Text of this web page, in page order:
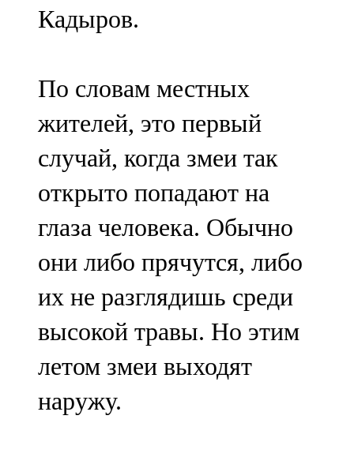
Кадыров.
По словам местных
жителей, это первый
случай, когда змеи так
открыто попадают на
глаза человека. Обычно
они либо прячутся, либо
их не разглядишь среди
высокой травы. Но этим
летом змеи выходят
наружу.